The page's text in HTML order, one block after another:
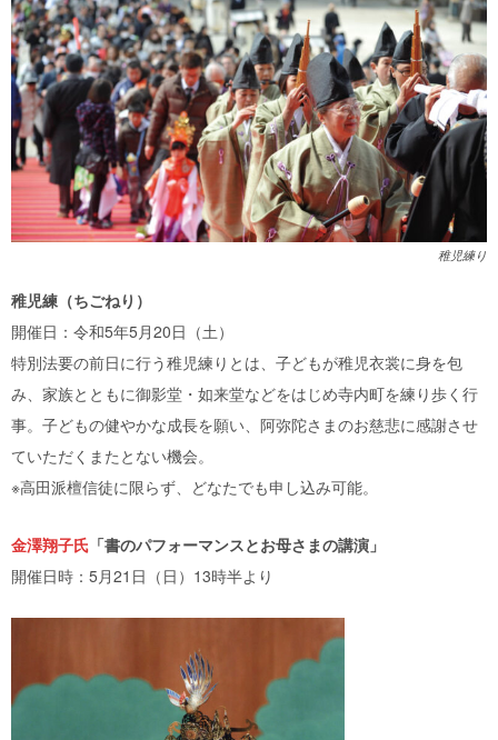
稚児練り
稚児練（ちごねり）
開催日：令和5年5月20日（土）
特別法要の前日に行う稚児練りとは、子どもが稚児衣裳に身を包
み、家族とともに御影堂・如来堂などをはじめ寺内町を練り歩く行
事。子どもの健やかな成長を願い、阿弥陀さまのお慈悲に感謝させ
ていただくまたとない機会。
※高田派檀信徒に限らず、どなたでも申し込み可能。
金澤翔子氏 「書のパフォーマンスとお母さまの講演」
開催日時：5月21日（日）13時半より